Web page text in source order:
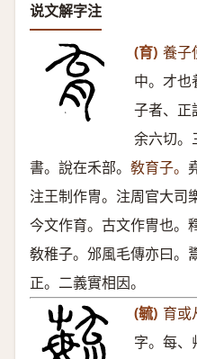
说文解字注
(育) 養子
中。才也
子者、正
余六切。
書。說在禾部。 敎育子。
注王制作冑。注周官大司
今文作育。古文作冑也。
敎稚子。邠風毛傳亦曰。
正。二義實相因。
(毓) 育或
字。每、